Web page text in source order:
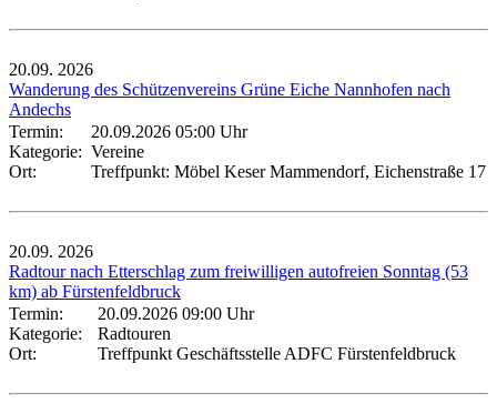
20.09. 2026
Wanderung des Schützenvereins Grüne Eiche Nannhofen nach
Andechs
Termin:
20.09.2026 05:00 Uhr
Kategorie: Vereine
Ort:
Treffpunkt: Möbel Keser Mammendorf, Eichenstraße 17
20.09. 2026
Radtour nach Etterschlag zum freiwilligen autofreien Sonntag (53
km) ab Fürstenfeldbruck
Termin:
20.09.2026 09:00 Uhr
Kategorie:
Radtouren
Ort:
Treffpunkt Geschäftsstelle ADFC Fürstenfeldbruck